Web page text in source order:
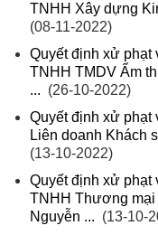
TNHH Xây dựng
(08-11-2022)
Quyết định xử phạt
TNHH TMDV Ẩm
... (26-10-2022)
Quyết định xử phạt
Liên doanh Khách
(13-10-2022)
Quyết định xử phạt
TNHH Thương mại
Nguyễn ... (13-10-